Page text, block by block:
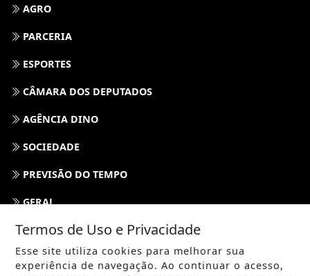
AGRO
PARCERIA
ESPORTES
CÂMARA DOS DEPUTADOS
AGÊNCIA DINO
SOCIEDADE
PREVISÃO DO TEMPO
GERAL
HORÓSCOPO
SOCIAL NEWS
Termos de Uso e Privacidade
Esse site utiliza cookies para melhorar sua
experiência de navegação. Ao continuar o acesso,